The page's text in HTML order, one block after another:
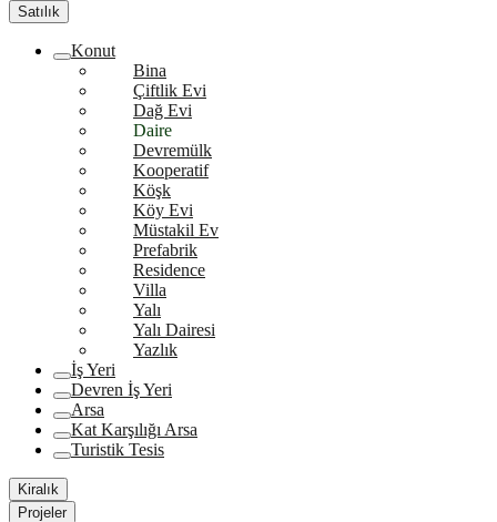
Satılık
Konut
Bina
Çiftlik Evi
Dağ Evi
Daire
Devremülk
Kooperatif
Köşk
Köy Evi
Müstakil Ev
Prefabrik
Residence
Villa
Yalı
Yalı Dairesi
Yazlık
İş Yeri
Devren İş Yeri
Arsa
Kat Karşılığı Arsa
Turistik Tesis
Kiralık
Projeler